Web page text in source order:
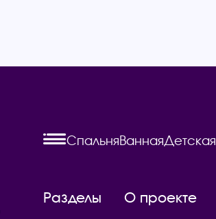
СпальняВаннаяДетская
Разделы О проекте